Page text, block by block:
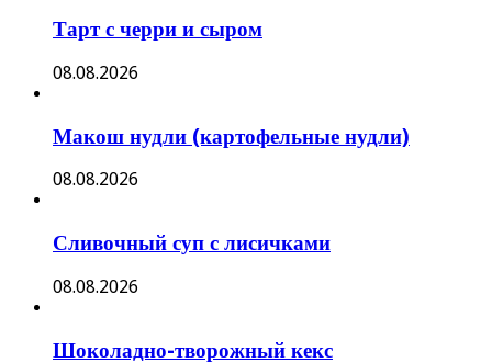
Тарт с черри и сыром
08.08.2026
Макош нудли (картофельные нудли)
08.08.2026
Сливочный суп с лисичками
08.08.2026
Шоколадно-творожный кекс